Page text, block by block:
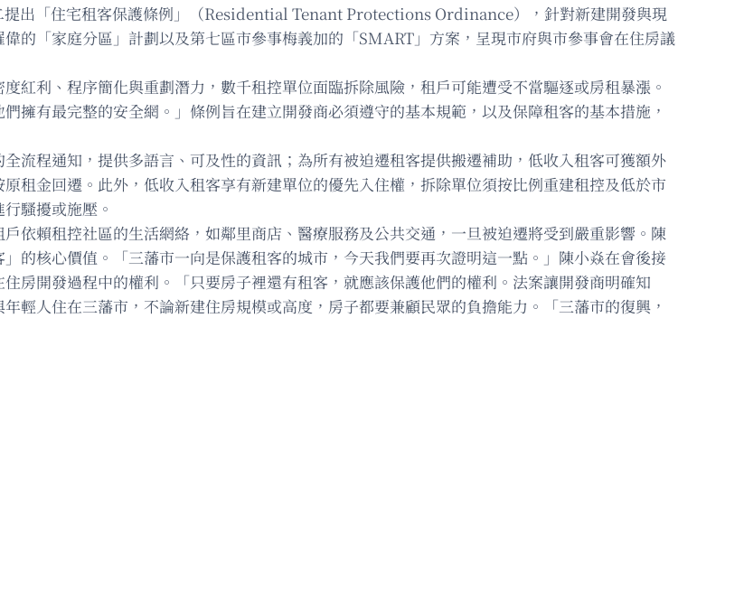
提出「住宅租客保護條例」（Residential Tenant Protections Ordinance），針對新建開發與現
的「家庭分區」計劃以及第七區市參事梅義加的「SMART」方案，呈現市府與市參事會在住房議
紅利、程序簡化與重劃潛力，數千租控單位面臨拆除風險，租戶可能遭受不當驅逐或房租暴漲。
擁有最完整的安全網。」條例旨在建立開發商必須遵守的基本規範，以及保障租客的基本措施，
流程通知，提供多語言、可及性的資訊；為所有被迫遷租客提供搬遷補助，低收入租客可獲額外
租金回遷。此外，低收入租客享有新建單位的優先入住權，拆除單位須按比例重建租控及低於市
騷擾或施壓。
依賴租控社區的生活網絡，如鄰里商店、醫療服務及公共交通，一旦被迫遷將受到嚴重影響。陳
的核心價值。「三藩市一向是保護租客的城市，今天我們要再次證明這一點。」陳小焱在會後接
房開發過程中的權利。「只要房子裡還有租客，就應該保護他們的權利。法案讓開發商明確知
輕人住在三藩市，不論新建住房規模或高度，房子都要兼顧民眾的負擔能力。「三藩市的復興，